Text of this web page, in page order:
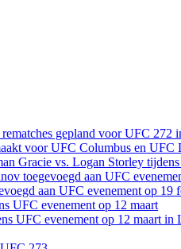
gepland voor UFC 272
voor UFC Columbus en UFC
Gracie vs. Logan Storley
toegevoegd aan UFC
aan UFC evenement op 19
UFC evenement op 12 maart
UFC evenement op 12 maart in